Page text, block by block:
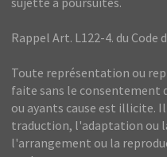
Rappel Art. L122-4. du
Toute représentation ou
faite sans le consentement
ou ayants cause est illicite.
traduction, l'adaptation ou
l'arrangement ou la